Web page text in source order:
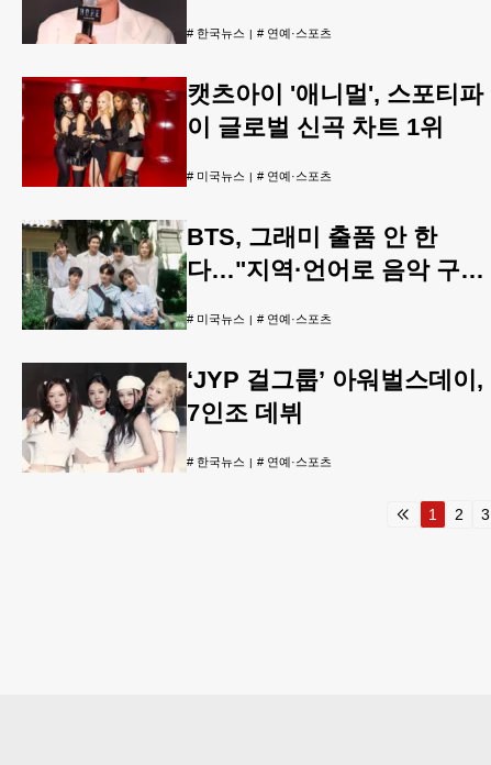
# 한국뉴스 # 연예·스포츠
캣츠아이 '애니멀', 스포티파
이 글로벌 신곡 차트 1위
# 미국뉴스 # 연예·스포츠
BTS, 그래미 출품 안 한
다…"지역·언어로 음악 구분
# 미국뉴스 # 연예·스포츠
‘JYP 걸그룹’ 아워벌스데이,
7인조 데뷔
# 한국뉴스 # 연예·스포츠
1 2 3